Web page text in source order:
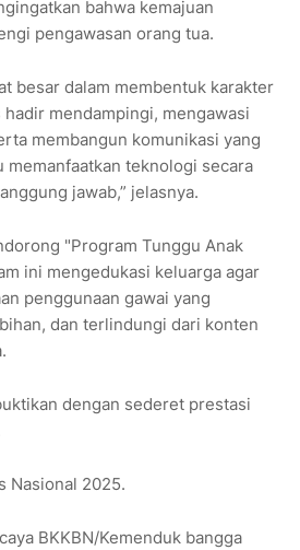
bahwa kemajuan
pengawasan orang tua.
besar dalam membentuk karakter
hadir mendampingi, mengawasi
membangun komunikasi yang
memanfaatkan teknologi secara
jawab,” jelasnya.
"Program Tunggu Anak
ini mengedukasi keluarga agar
penggunaan gawai yang
dan terlindungi dari konten
dengan sederet prestasi
Nasional 2025.
BKKBN/Kemenduk bangga